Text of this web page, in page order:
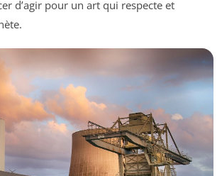
d’agir pour un art qui respecte et